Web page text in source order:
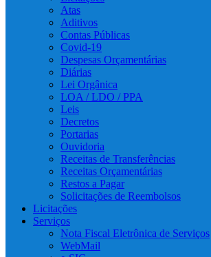
Atas
Aditivos
Contas Públicas
Covid-19
Despesas Orçamentárias
Diárias
Lei Orgânica
LOA / LDO / PPA
Leis
Decretos
Portarias
Ouvidoria
Receitas de Transferências
Receitas Orçamentárias
Restos a Pagar
Solicitações de Reembolsos
Licitações
Serviços
Nota Fiscal Eletrônica de Serviços
WebMail